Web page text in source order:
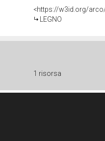
<https://w3id.org/
LEGNO
1 risorsa